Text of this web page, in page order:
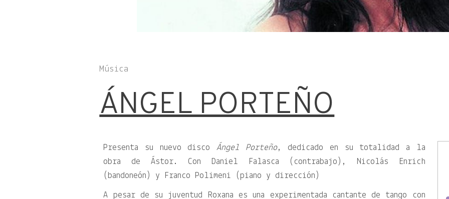
Música
ÁNGEL PORTEÑO
Presenta su nuevo discoÁngel Porteño, dedicado en su totalidad a la
obra de Ástor. Con Daniel Falasca (contrabajo), Nicolás Enrich
(bandoneón) y Franco Polimeni (piano y dirección)
A pesar de su juventud Roxana es una experimentada cantante de tango con